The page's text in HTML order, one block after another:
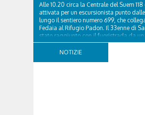
Alle 10.20 circa la Centrale del Suem 118
attivata per un escursionista punto
lungo il sentiero numero 699, che
Fedaia al Rifugio Padon. Il 33enne di
stato raggiunto con il fuoristrada da
del Soccorso alpino della Val Pettorina...
NOTIZIE